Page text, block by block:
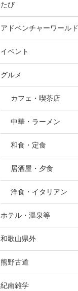
たび
アドベンチャーワールド
イベント
グルメ
カフェ・喫茶店
中華・ラーメン
和食・定食
居酒屋・夕食
洋食・イタリアン
ホテル・温泉等
和歌山県外
熊野古道
紀南雑学